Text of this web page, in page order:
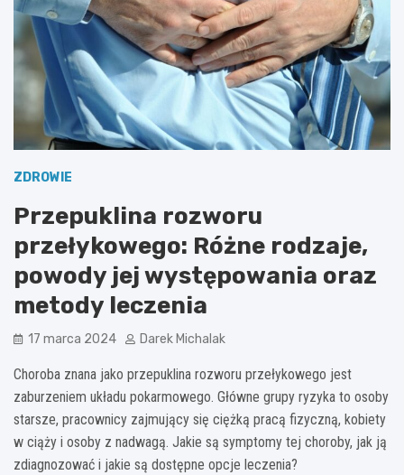
ZDROWIE
Przepuklina rozworu
przełykowego: Różne rodzaje,
powody jej występowania oraz
metody leczenia
17 marca 2024 Darek Michalak
Choroba znana jako przepuklina rozworu przełykowego jest
zaburzeniem układu pokarmowego. Główne grupy ryzyka to osoby
starsze, pracownicy zajmujący się ciężką pracą fizyczną, kobiety
w ciąży i osoby z nadwagą. Jakie są symptomy tej choroby, jak ją
zdiagnozować i jakie są dostępne opcje leczenia?